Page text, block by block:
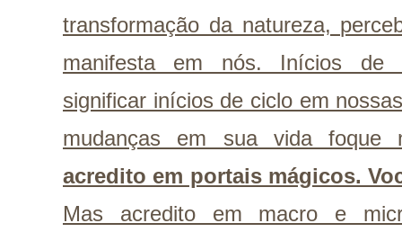
transformação da natureza,
manifesta em nós. Inícios de
significar inícios de ciclo em
mudanças em sua vida foque
acredito em portais mágicos.
Mas acredito em macro e